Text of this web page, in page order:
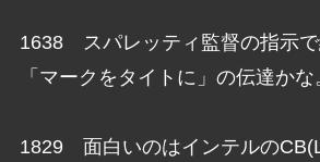
1638 スパレッティ監督の指示で
「マークをタイトに」の伝達かな
1829 面白いのはインテルの